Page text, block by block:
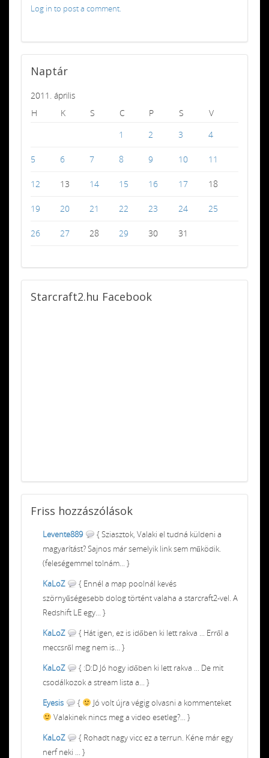
Log in to post a comment.
Naptár
2011. április
H
K S C P S
V
1
2 3 4
5 6 7 8 9 10 11
12 13 14 15 16 17 18
19 20 21 22 23 24 25
26 27 28 29 30 31
Starcraft2.hu Facebook
Friss hozzászólások
Levente889
{ Sziasztok, Valaki el tudná küldeni a
magyarítást? Sajnos már semelyik link sem működik.
(feleségemmel tolnám... }
KaLoZ
{ Ennél a map poolnál kevés
szörnyűségesebb dolog történt valaha a starcraft2-vel. A
Redshift LE egy... }
KaLoZ
{ Hát igen, ez is időben ki lett rakva ... Erről a
meccsről meg nem is... }
KaLoZ
{ :D:D Jó hogy időben ki lett rakva ... De mit
csodálkozok a stream lista a... }
Eyesis
{
Jó volt újra végig olvasni a kommenteket
Valakinek nincs meg a video esetleg?... }
KaLoZ
{ Rohadt nagy vicc ez a terrun. Kéne már egy
nerf neki ... }